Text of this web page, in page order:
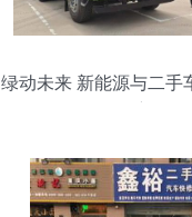
绿动未来 新能源与二手